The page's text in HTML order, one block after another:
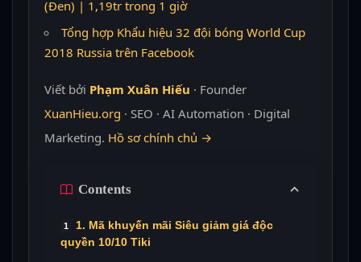
(Đen) | 1,19tr trong 1 giờ
Tổng hợp Khẩu hiệu 32 đội bóng World Cup
2018 Russia trên Facebook
Viết bởi Phạm Xuân Hiếu · Founder
XuanHieu.org · SEO · AI Automation · Digital
Marketing. Hồ sơ chính chủ →
Contents
1. Mã khuyến mãi Siêu giảm giá độc
quyền 10/10 Tiki